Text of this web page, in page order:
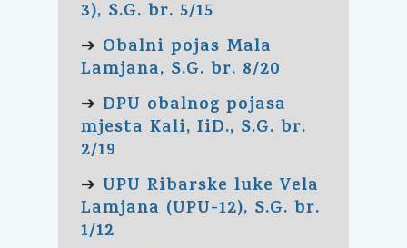
3), S.G. br. 5/15
➔ Obalni pojas Mala
Lamjana, S.G. br. 8/20
➔ DPU obalnog pojasa
mjesta Kali, IiD., S.G. br.
2/19
➔ UPU Ribarske luke Vela
Lamjana (UPU-12), S.G. br.
1/12